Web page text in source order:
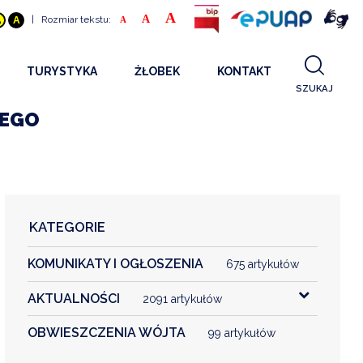
A | Rozmiar tekstu: A A A
TURYSTYKA ŻŁOBEK
KONTAKT
KONTAKT
SZUKAJ
KATEGORIE
KOMUNIKATY I OGŁOSZENIA 675 artykułów
AKTUALNOŚCI 2091 artykułów
OBWIESZCZENIA WÓJTA 99 artykułów